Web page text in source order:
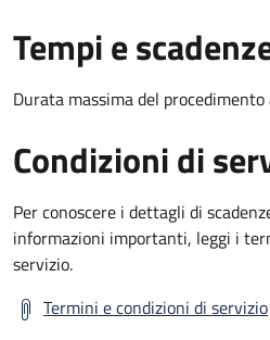
Tempi e
Durata massima del
Condizioni di
Per conoscere i dettagli di
informazioni importanti, leggi i
servizio.
Termini e condizioni di servizio